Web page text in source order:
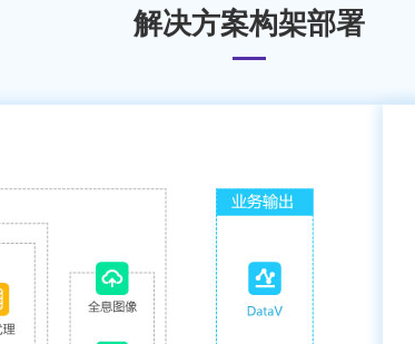
解决方案构架部署